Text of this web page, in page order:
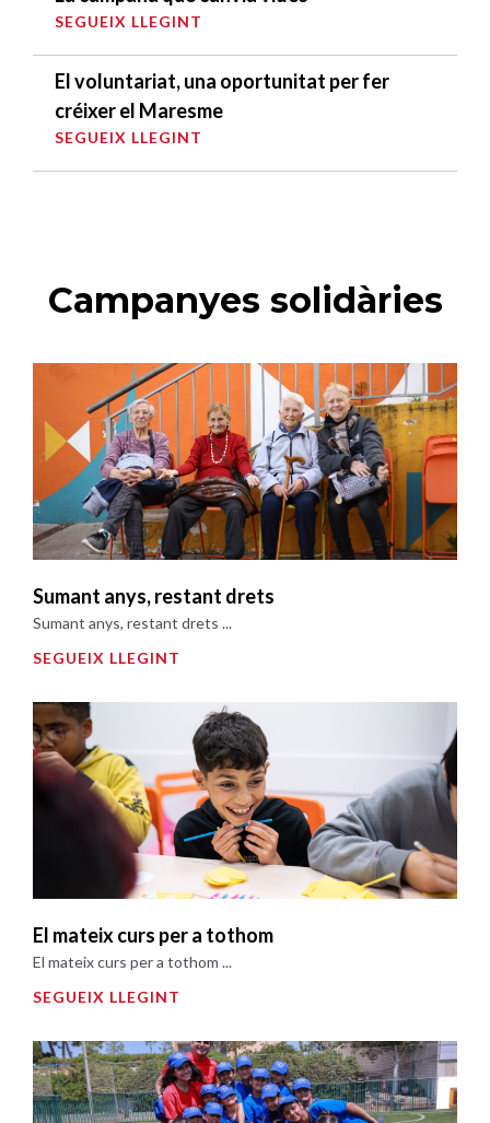
SEGUEIX LLEGINT
El voluntariat, una oportunitat per fer
créixer el Maresme
SEGUEIX LLEGINT
Campanyes solidàries
Sumant anys, restant drets
Sumant anys, restant drets ...
SEGUEIX LLEGINT
El mateix curs per a tothom
El mateix curs per a tothom ...
SEGUEIX LLEGINT